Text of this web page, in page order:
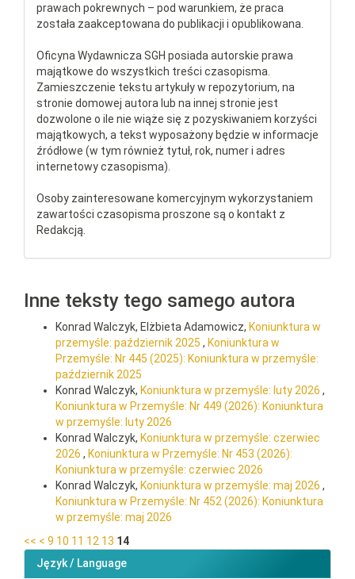
prawach pokrewnych – pod warunkiem, że praca
została zaakceptowana do publikacji i opublikowana.
Oficyna Wydawnicza SGH posiada autorskie prawa
majątkowe do wszystkich treści czasopisma.
Zamieszczenie tekstu artykuły w repozytorium, na
stronie domowej autora lub na innej stronie jest
dozwolone o ile nie wiąże się z pozyskiwaniem korzyści
majątkowych, a tekst wyposażony będzie w informacje
źródłowe (w tym również tytuł, rok, numer i adres
internetowy czasopisma).
Osoby zainteresowane komercyjnym wykorzystaniem
zawartości czasopisma proszone są o kontakt z
Redakcją.
Inne teksty tego samego autora
Konrad Walczyk, Elżbieta Adamowicz, Koniunktura w
przemyśle: październik 2025 , Koniunktura w
Przemyśle: Nr 445 (2025): Koniunktura w przemyśle:
październik 2025
Konrad Walczyk, Koniunktura w przemyśle: luty 2026 ,
Koniunktura w Przemyśle: Nr 449 (2026): Koniunktura
w przemyśle: luty 2026
Konrad Walczyk, Koniunktura w przemyśle: czerwiec
2026 , Koniunktura w Przemyśle: Nr 453 (2026):
Koniunktura w przemyśle: czerwiec 2026
Konrad Walczyk, Koniunktura w przemyśle: maj 2026 ,
Koniunktura w Przemyśle: Nr 452 (2026): Koniunktura
w przemyśle: maj 2026
<< < 9 10 11 12 13 14
Język / Language